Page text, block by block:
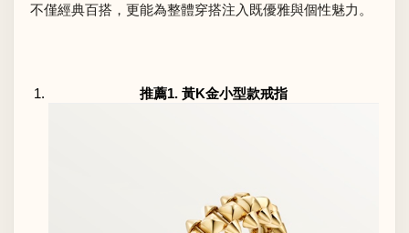
不僅經典百搭，更能為整體穿搭注入既優雅與個性魅力。
推薦1. 黃K金小型款戒指